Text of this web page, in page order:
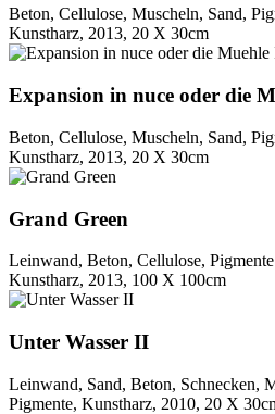
Beton, Cellulose, Muscheln, Sand,
Kunstharz, 2013, 20 X 30cm
Expansion in nuce oder die
Beton, Cellulose, Muscheln, Sand,
Kunstharz, 2013, 20 X 30cm
Grand Green
Leinwand, Beton, Cellulose,
Kunstharz, 2013, 100 X 100cm
Unter Wasser II
Leinwand, Sand, Beton, Schnecken,
Pigmente, Kunstharz, 2010, 20 X